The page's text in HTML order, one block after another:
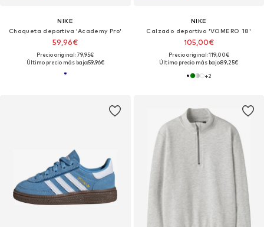
NIKE
Chaqueta deportiva 'Academy Pro'
59,96€
Precio original: 79,95€
Último precio más bajo:59,96€
NIKE
Calzado deportivo 'VOMERO 18'
105,00€
Precio original: 119,00€
Último precio más bajo:89,25€
+2